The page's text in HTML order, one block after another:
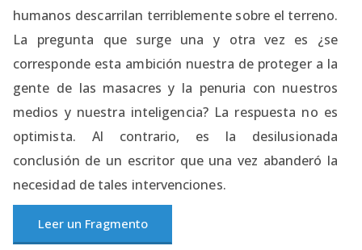
humanos descarrilan terriblemente sobre el terreno.
La pregunta que surge una y otra vez es ¿se
corresponde esta ambición nuestra de proteger a la
gente de las masacres y la penuria con nuestros
medios y nuestra inteligencia? La respuesta no es
optimista. Al contrario, es la desilusionada
conclusión de un escritor que una vez abanderó la
necesidad de tales intervenciones.
Leer un Fragmento